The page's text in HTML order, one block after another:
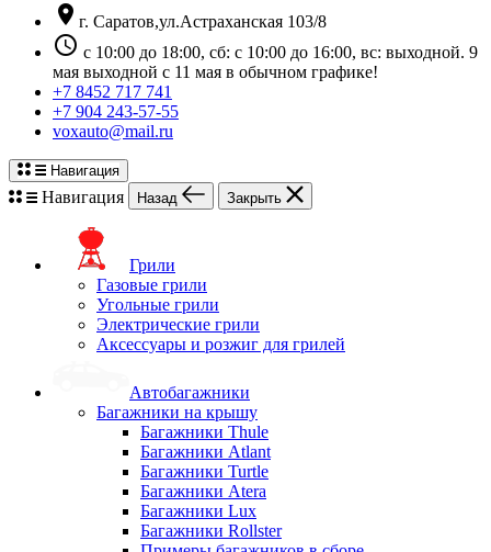
location_on г. Саратов,ул.Астраханская 103/8
schedule с 10:00 до 18:00, сб: с 10:00 до 16:00, вс: выходной. 9
мая выходной с 11 мая в обычном графике!
+7 8452 717 741
+7 904 243-57-55
voxauto@mail.ru
Навигация
Навигация Назад Закрыть
Грили
Газовые грили
Угольные грили
Электрические грили
Аксессуары и розжиг для грилей
Автобагажники
Багажники на крышу
Багажники Thule
Багажники Atlant
Багажники Turtle
Багажники Atera
Багажники Lux
Багажники Rollster